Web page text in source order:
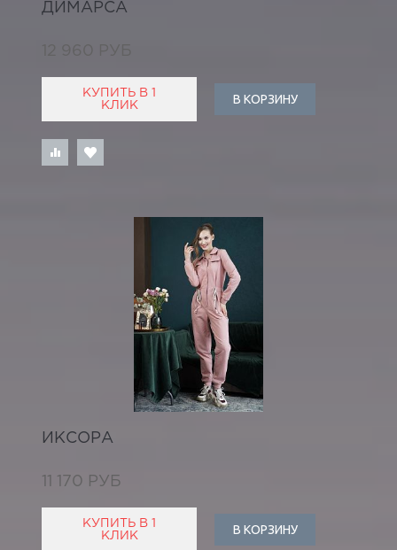
ДИМАРСА
12 960 РУБ
КУПИТЬ В 1
КЛИК
В КОРЗИНУ
ИКСОРА
11 170 РУБ
КУПИТЬ В 1
КЛИК
В КОРЗИНУ